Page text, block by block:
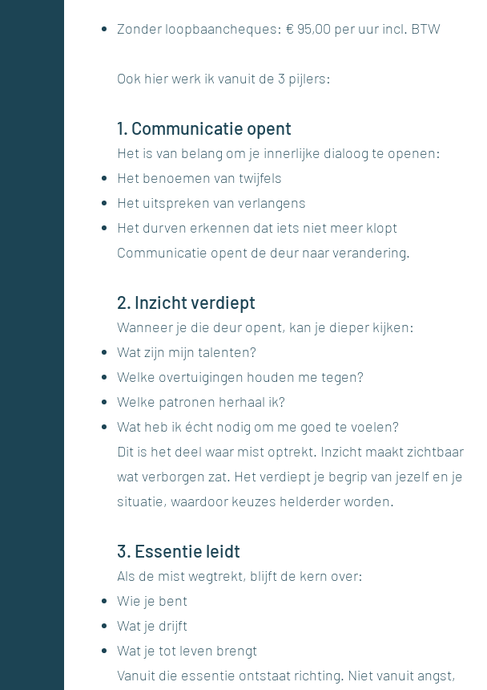
Zonder loopbaancheques: € 95,00 per uur incl. BTW
Ook hier werk ik vanuit de 3 pijlers:
1. Communicatie opent
Het is van belang om je innerlijke dialoog te openen:
Het benoemen van twijfels
Het uitspreken van verlangens
Het durven erkennen dat iets niet meer klopt
Communicatie opent de deur naar verandering.
2. Inzicht verdiept
Wanneer je die deur opent, kan je dieper kijken:
Wat zijn mijn talenten?
Welke overtuigingen houden me tegen?
Welke patronen herhaal ik?
Wat heb ik écht nodig om me goed te voelen?
Dit is het deel waar mist optrekt. Inzicht maakt zichtbaar
wat verborgen zat. Het verdiept je begrip van jezelf en je
situatie, waardoor keuzes helderder worden.
3. Essentie leidt
Als de mist wegtrekt, blijft de kern over:
Wie je bent
Wat je drijft
Wat je tot leven brengt
Vanuit die essentie ontstaat richting. Niet vanuit angst,